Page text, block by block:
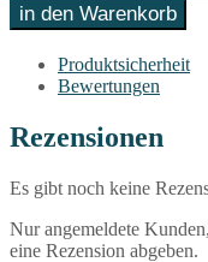
in den Warenkorb
Produktsicherheit
Bewertungen
Rezensionen
Es gibt noch keine
Nur angemeldete
eine Rezension abgeben.